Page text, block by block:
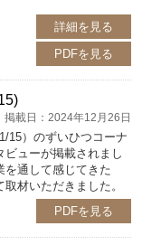
詳細を見る
PDFを見る
掲載日：2024年12月26日
15）のずいひつコーナ
ューが掲載されまし
を通して感じてきた
材いただきました。
PDFを見る